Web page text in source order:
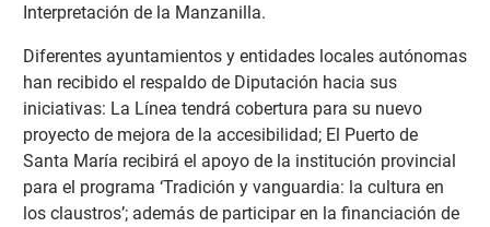
Interpretación de la Manzanilla.
Diferentes ayuntamientos y entidades locales autónomas
han recibido el respaldo de Diputación hacia sus
iniciativas: La Línea tendrá cobertura para su nuevo
proyecto de mejora de la accesibilidad; El Puerto de
Santa María recibirá el apoyo de la institución provincial
para el programa ‘Tradición y vanguardia: la cultura en
los claustros’; además de participar en la financiación de